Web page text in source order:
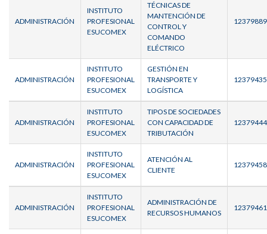
ADMINISTRACIÓN
INSTITUTO
PROFESIONAL
ESUCOMEX
TÉCNICAS DE
MANTENCIÓN DE
CONTROL Y
COMANDO
ELÉCTRICO
ADMINISTRACIÓN
INSTITUTO
PROFESIONAL
ESUCOMEX
GESTIÓN EN
TRANSPORTE Y
LOGÍSTICA
ADMINISTRACIÓN
INSTITUTO
PROFESIONAL
ESUCOMEX
TIPOS DE SOCIEDADES
CON CAPACIDAD DE
TRIBUTACIÓN
ADMINISTRACIÓN
INSTITUTO
PROFESIONAL
ESUCOMEX
ATENCIÓN AL
CLIENTE
ADMINISTRACIÓN
INSTITUTO
PROFESIONAL
ESUCOMEX
ADMINISTRACIÓN DE
RECURSOS HUMANOS